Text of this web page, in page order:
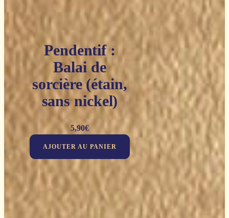
Pendentif :
Balai de
sorcière (étain,
sans nickel)
5,90€
AJOUTER AU PANIER